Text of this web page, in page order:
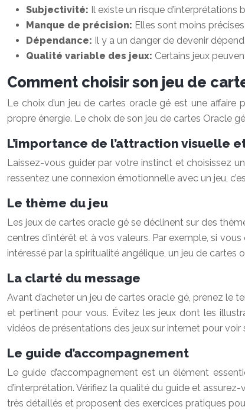
Subjectivité: Il existe un risque d’interprétations
Manque de précision: Elles sont moins
Dépendance: Il y a un danger de devenir
Qualité variable des jeux: Certains jeux
Comment choisir son jeu de
Le choix d’un jeu de cartes oracle gé est une
propre énergie. Le choix de son jeu de cartes Oracle
L’importance de l’attraction visuelle
Laissez-vous guider par votre instinct et choisissez
ressentez une connexion émotionnelle avec un jeu,
Le thème du jeu
Les jeux de cartes oracle gé se déclinent sur des
centres d’intérêt et à vos valeurs. Par exemple, si
intéressé par la spiritualité angélique, un jeu de cartes
La clarté du message
Avant d’acheter un jeu de cartes oracle gé, prenez le
et pertinent pour vous. Évitez les jeux dont les
vidéos de présentations des jeux sur internet pour
Le guide d’accompagnement
Le guide d’accompagnement est un élément
d’interprétation. Vérifiez la qualité du guide et
très détaillés et proposent des exercices pratiques